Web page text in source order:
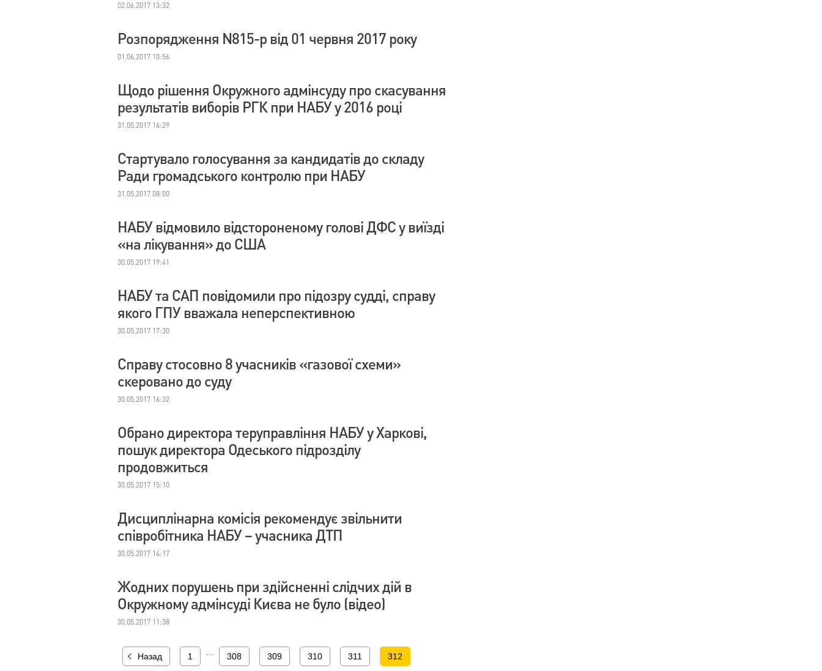
02.06.2017 13:32
Розпорядження N815-р від 01 червня 2017 року
01.06.2017 10:56
Щодо рішення Окружного адмінсуду про скасування
результатів виборів РГК при НАБУ у 2016 році
31.05.2017 16:29
Стартувало голосування за кандидатів до складу
Ради громадського контролю при НАБУ
31.05.2017 08:00
НАБУ відмовило відстороненому голові ДФС у виїзді
«на лікування» до США
30.05.2017 19:41
НАБУ та САП повідомили про підозру судді, справу
якого ГПУ вважала неперспективною
30.05.2017 17:30
Справу стосовно 8 учасників «газової схеми»
скеровано до суду
30.05.2017 16:32
Обрано директора теруправління НАБУ у Харкові,
пошук директора Одеського підрозділу
продовжиться
30.05.2017 15:10
Дисциплінарна комісія рекомендує звільнити
співробітника НАБУ – учасника ДТП
30.05.2017 14:17
Жодних порушень при здійсненні слідчих дій в
Окружному адмінсуді Києва не було (відео)
30.05.2017 11:38
Назад 1 308 309 310 311 312